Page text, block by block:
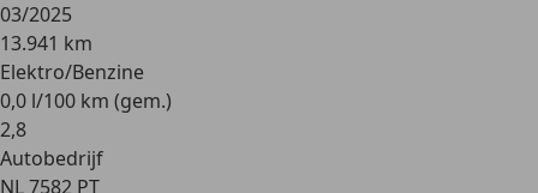
03/2025
13.941 km
Elektro/Benzine
0,0 l/100 km (gem.)
2,8
Autobedrijf
NL 7582 PT